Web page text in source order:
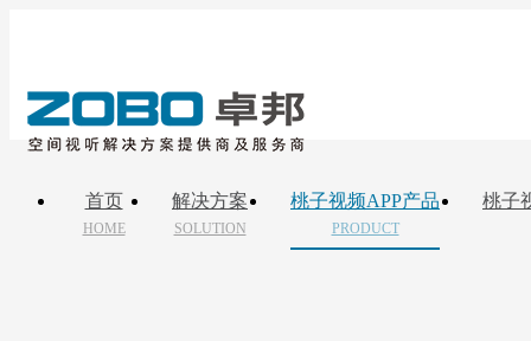
首页
HOME
解决方案
SOLUTION
桃子视频APP产品
PRODUCT
桃子